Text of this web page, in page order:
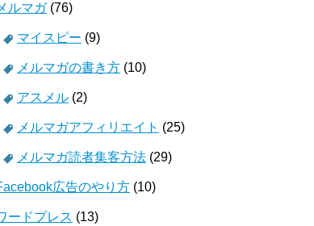
ルマガ(76)
マイスピー (9)
メルマガの書き方 (10)
アスメル (2)
メルマガアフィリエイト (25)
メルマガ読者集客方法 (29)
広告のやり方 (10)
ードプレス (13)